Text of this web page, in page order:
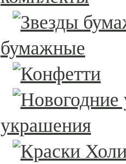
бумажные
украшения